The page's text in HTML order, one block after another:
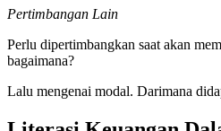
Pertimbangan Lain
Perlu dipertimbangkan saat akan
bagaimana?
Lalu mengenai modal. Darimana